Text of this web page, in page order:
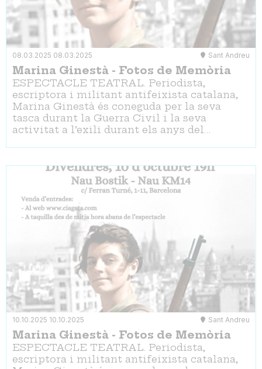
08.03.2025 08.03.2025 Sant Andreu
Marina Ginestà - Fotos de Memòria
ESPECTACLE TEATRAL. Periodista,
escriptora i militant antifeixista catalana,
Marina Ginestà és coneguda per la seva
tasca durant la Guerra Civil i la seva
activitat a l’exili durant els anys del…
10.10.2025 10.10.2025 Sant Andreu
Marina Ginestà - Fotos de Memòria
ESPECTACLE TEATRAL. Periodista,
escriptora i militant antifeixista catalana,